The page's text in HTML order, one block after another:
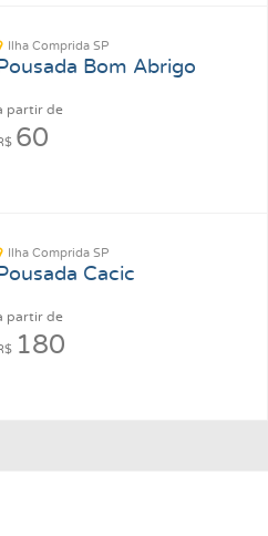
Ilha Comprida SP
Bom Abrigo
partir de
60
Ilha Comprida SP
Cacic
partir de
180